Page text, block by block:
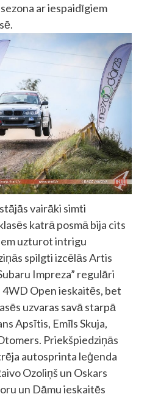
ar iespaidīgiem
vairāki simti
katrā posmā bija cits
uzturot intrigu
spilgti izcēlās Artis
Impreza” regulāri
Open ieskaitēs, bet
uzvaras savā starpā
Apsītis, Emīls Skuja,
Priekšpiedziņās
autosprinta leģenda
Ozoliņš un Oskars
un Dāmu ieskaitēs